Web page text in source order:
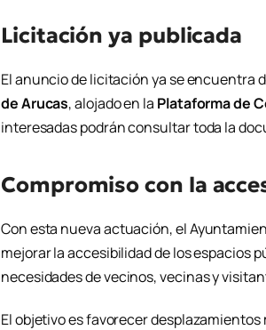
Licitación ya publicada
El anuncio de licitación ya se encuentra
de Arucas, alojado en la Plataforma de
interesadas podrán consultar toda la
Compromiso con la
Con esta nueva actuación, el
mejorar la accesibilidad de los espacios
necesidades de vecinos, vecinas y
El objetivo es favorecer